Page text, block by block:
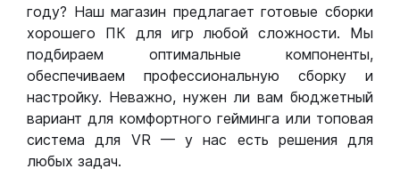
году? Наш магазин предлагает готовые сборки
хорошего ПК для игр любой сложности. Мы
подбираем оптимальные компоненты,
обеспечиваем профессиональную сборку и
настройку. Неважно, нужен ли вам бюджетный
вариант для комфортного гейминга или топовая
система для VR — у нас есть решения для
любых задач.